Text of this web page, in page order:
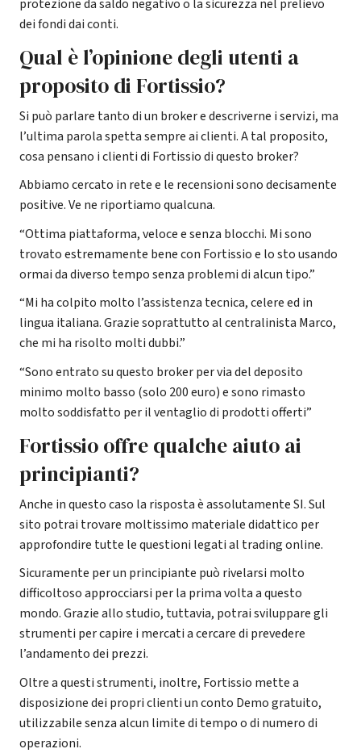
protezione da saldo negativo o la sicurezza nel prelievo
dei fondi dai conti.
Qual è l’opinione degli utenti a
proposito di Fortissio?
Si può parlare tanto di un broker e descriverne i servizi, ma
l’ultima parola spetta sempre ai clienti. A tal proposito,
cosa pensano i clienti di Fortissio di questo broker?
Abbiamo cercato in rete e le recensioni sono decisamente
positive. Ve ne riportiamo qualcuna.
“Ottima piattaforma, veloce e senza blocchi. Mi sono
trovato estremamente bene con Fortissio e lo sto usando
ormai da diverso tempo senza problemi di alcun tipo.”
“Mi ha colpito molto l’assistenza tecnica, celere ed in
lingua italiana. Grazie soprattutto al centralinista Marco,
che mi ha risolto molti dubbi.”
“Sono entrato su questo broker per via del deposito
minimo molto basso (solo 200 euro) e sono rimasto
molto soddisfatto per il ventaglio di prodotti offerti”
Fortissio offre qualche aiuto ai
principianti?
Anche in questo caso la risposta è assolutamente SI. Sul
sito potrai trovare moltissimo materiale didattico per
approfondire tutte le questioni legati al trading online.
Sicuramente per un principiante può rivelarsi molto
difficoltoso approcciarsi per la prima volta a questo
mondo. Grazie allo studio, tuttavia, potrai sviluppare gli
strumenti per capire i mercati a cercare di prevedere
l’andamento dei prezzi.
Oltre a questi strumenti, inoltre, Fortissio mette a
disposizione dei propri clienti un conto Demo gratuito,
utilizzabile senza alcun limite di tempo o di numero di
operazioni.